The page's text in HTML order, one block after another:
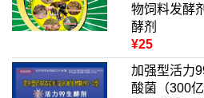
物饲料发酵
酵剂
¥25
加强型活力
酸菌（300